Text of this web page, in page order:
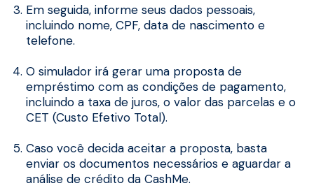
Em seguida, informe seus dados pessoais,
incluindo nome, CPF, data de nascimento e
telefone.
O simulador irá gerar uma proposta de
empréstimo com as condições de pagamento,
incluindo a taxa de juros, o valor das parcelas e o
CET (Custo Efetivo Total).
Caso você decida aceitar a proposta, basta
enviar os documentos necessários e aguardar a
análise de crédito da CashMe.